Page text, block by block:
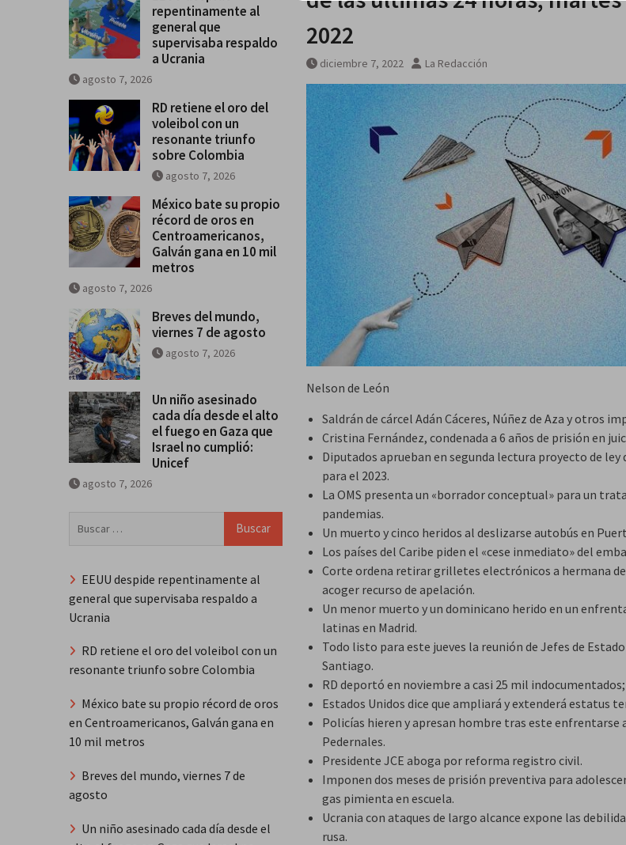
2022
diciembre 7, 2022 La Redacción
Nelson de León
Saldrán de cárcel Adán Cáceres, Núñez de Aza y otros
Cristina Fernández, condenada a 6 años de prisión en
Diputados aprueban en segunda lectura proyecto de ley
para el 2023.
La OMS presenta un «borrador conceptual» para un
pandemias.
Un muerto y cinco heridos al deslizarse autobús en
Los países del Caribe piden el «cese inmediato» del
Corte ordena retirar grilletes electrónicos a hermana
acoger recurso de apelación.
Un menor muerto y un dominicano herido en un
latinas en Madrid.
Todo listo para este jueves la reunión de Jefes de
Santiago.
RD deportó en noviembre a casi 25 mil
Estados Unidos dice que ampliará y extenderá estatus
Policías hieren y apresan hombre tras este enfrentarse
Pedernales.
Presidente JCE aboga por reforma registro civil.
Imponen dos meses de prisión preventiva para
gas pimienta en escuela.
Ucrania con ataques de largo alcance expone las
rusa.
repentinamente al
general que
supervisaba respaldo
a Ucrania
agosto 7, 2026
RD retiene el oro del
voleibol con un
resonante triunfo
sobre Colombia
agosto 7, 2026
México bate su propio
récord de oros en
Centroamericanos,
Galván gana en 10 mil
metros
agosto 7, 2026
Breves del mundo,
viernes 7 de agosto
agosto 7, 2026
Un niño asesinado
cada día desde el alto
el fuego en Gaza que
Israel no cumplió:
Unicef
agosto 7, 2026
EEUU despide repentinamente al
general que supervisaba respaldo a
Ucrania
RD retiene el oro del voleibol con un
resonante triunfo sobre Colombia
México bate su propio récord de oros
en Centroamericanos, Galván gana en
10 mil metros
Breves del mundo, viernes 7 de
agosto
Un niño asesinado cada día desde el